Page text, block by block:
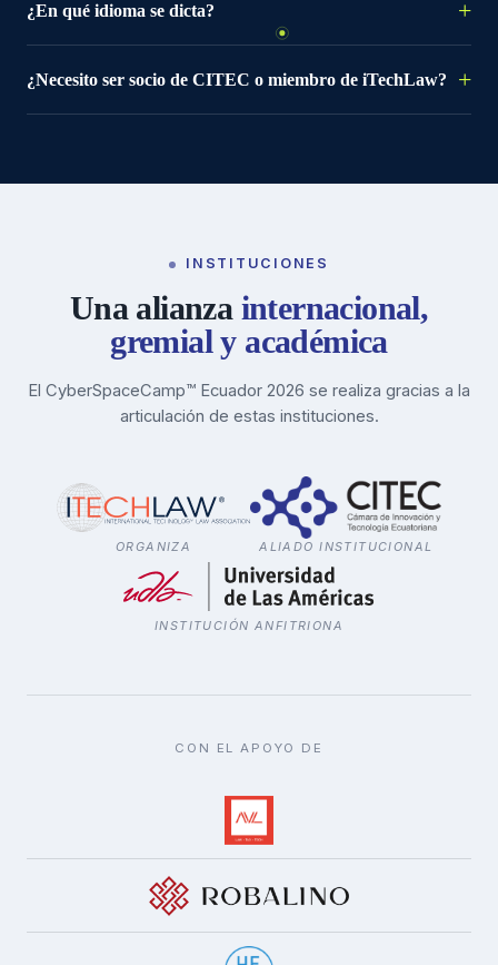
¿En qué idioma se dicta?
¿Necesito ser socio de CITEC o miembro de iTechLaw?
INSTITUCIONES
Una alianza internacional,
gremial y académica
El CyberSpaceCamp™ Ecuador 2026 se realiza gracias a la
articulación de estas instituciones.
ORGANIZA ALIADO INSTITUCIONAL
INSTITUCIÓN ANFITRIONA
CON EL APOYO DE